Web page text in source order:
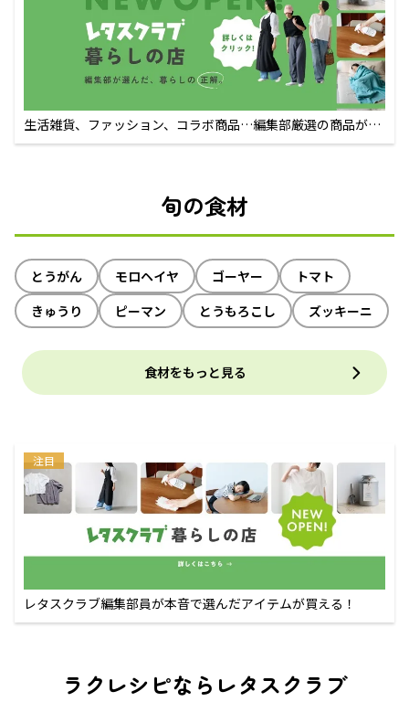
生活雑貨、ファッション、コラボ商品…編集部厳選の商品が買
えるECサイト
旬の食材
とうがん モロヘイヤ ゴーヤー
トマト
きゅうり
ピーマン とうもろこし ズッキーニ
食材をもっと見る
注目
レタスクラブ編集部員が本音で選んだアイテムが買える！
ラクレシピならレタスクラブ